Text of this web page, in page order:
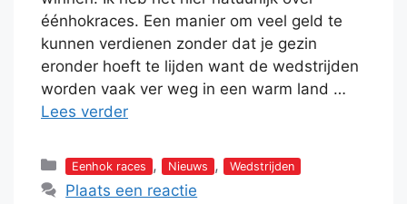
éénhokraces. Een manier om veel geld te
kunnen verdienen zonder dat je gezin
eronder hoeft te lijden want de wedstrijden
worden vaak ver weg in een warm land …
Lees verder
Categorieën
Eenhok races , Nieuws , Wedstrijden
Plaats een reactie